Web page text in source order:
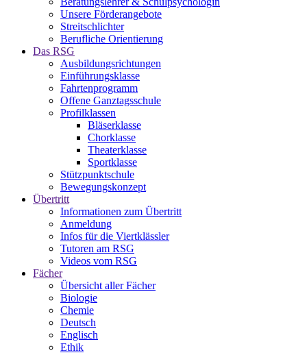
Unsere Förderangebote
Streitschlichter
Berufliche Orientierung
Das RSG
Ausbildungsrichtungen
Einführungsklasse
Fahrtenprogramm
Offene Ganztagsschule
Profilklassen
Bläserklasse
Chorklasse
Theaterklasse
Sportklasse
Stützpunktschule
Bewegungskonzept
Übertritt
Informationen zum Übertritt
Anmeldung
Infos für die Viertklässler
Tutoren am RSG
Videos vom RSG
Fächer
Übersicht aller Fächer
Biologie
Chemie
Deutsch
Englisch
Ethik